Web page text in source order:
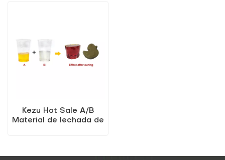
Kezu Hot Sale A/B
Material de lechada de